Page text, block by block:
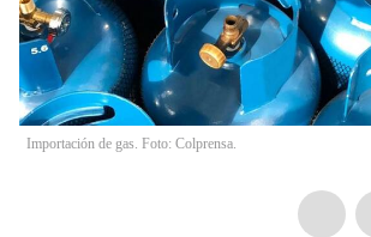
Importación de gas. Foto: Colprensa.